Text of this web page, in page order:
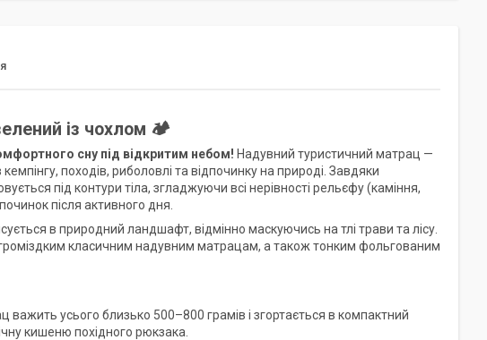
із чохлом 🏕️
сну під відкритим небом! Надувний туристичний матрац —
походів, риболовлі та відпочинку на природі. Завдяки
під контури тіла, згладжуючи всі нерівності рельєфу (каміння,
після активного дня.
в природний ландшафт, відмінно маскуючись на тлі трави та лісу.
класичним надувним матрацам, а також тонким фольгованим
важить усього близько 500–800 грамів і згортається в компактний
кишеню похідного рюкзака.